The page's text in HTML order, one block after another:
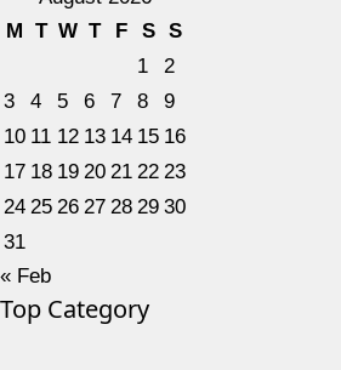
M T W T F S
S
1
2
3
4 5 6 7 8
9
10 11 12 13 14 15 16
17 18 19 20 21 22 23
24 25 26 27 28 29 30
31
« Feb
Top Category